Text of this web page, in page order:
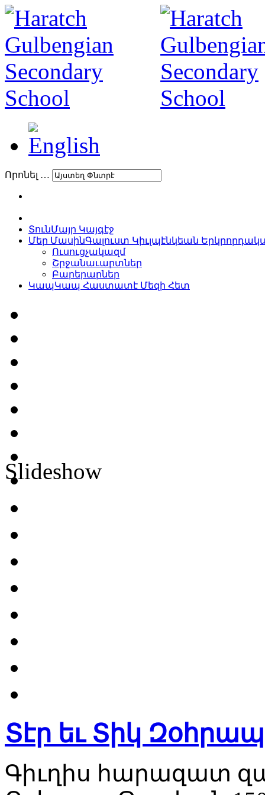
Որոնել …
ՏունՄայր Կայգէջ
Մեր ՄասինԳալուստ Կիւլպէնկեան
Ուսուցչակազմ
Շրջանաւարտներ
Բարերարներ
ԿապԿապ Հաստատէ Մեզի Հետ
Slideshow
Տէր եւ Տիկ
Գիւղիս հարազատ